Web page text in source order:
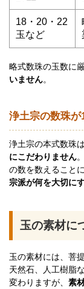
18・20・22
玉など
略式数珠の玉数に
いません。
浄土宗の数珠が
浄土宗の本式数珠
にこだわりません
の数を数えること
宗派が何を大切に
玉の素材に
玉の素材には、菩
天然石、人工樹脂
変わりますが、 素